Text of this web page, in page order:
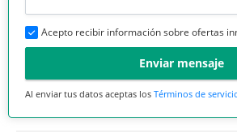
Acepto recibir información sobre ofertas
Enviar mensaje
Al enviar tus datos aceptas los Términos de